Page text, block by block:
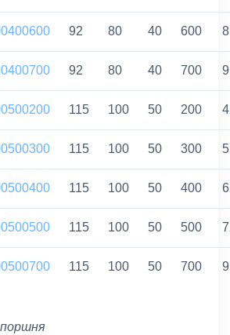
92 80 40 600
92 80 40 700
115 100 50 200
115 100 50 300
115 100 50 400
115 100 50 500
115 100 50 700